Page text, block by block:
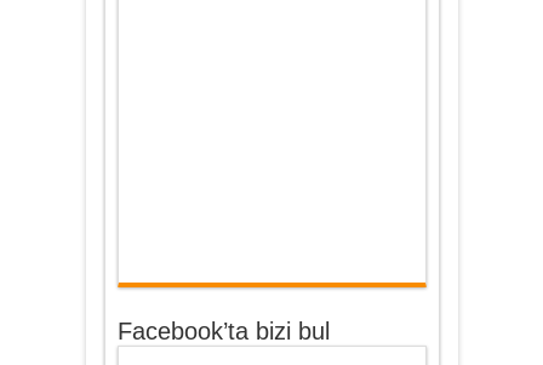
Facebook’ta bizi bul